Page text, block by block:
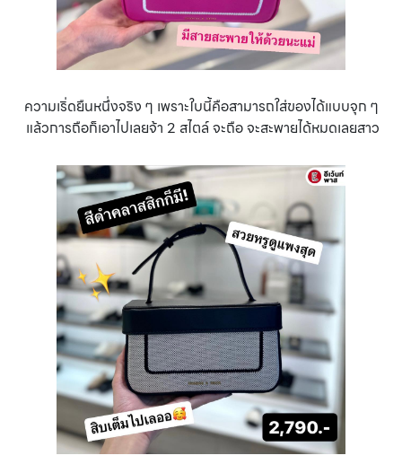
ความเริ่ดยืนหนึ่งจริง ๆ เพราะใบนี้คือสามารถใส่ของได้แบบจุก ๆ
แล้วการถือก็เอาไปเลยจ้า 2 สไตล์ จะถือ จะสะพายได้หมดเลยสาว